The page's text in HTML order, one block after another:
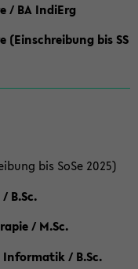
/ BA IndiErg
bis SS
bis SoSe 2025)
B.Sc.
/ M.Sc.
/ B.Sc.